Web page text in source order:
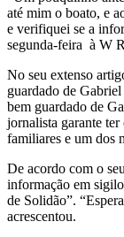
até mim o boato, e
e verifiquei se a
segunda-feira à W
No seu extenso
guardado de
bem guardado de
jornalista garante
familiares e um dos
De acordo com o
informação em
de Solidão”.
acrescentou.